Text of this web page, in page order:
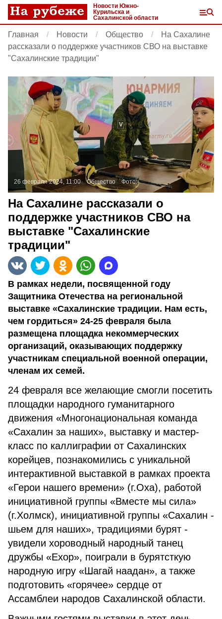
Новости Южно-
Курильска и
Сахалинской области
Главная Новости Общество
На Сахалине
рассказали о поддержке участников СВО на выставке
"Сахалинские традиции"
26 февраля 2024, 11:00 Общество Фото:
На Сахалине рассказали о
поддержке участников СВО на
выставке "Сахалинские
традиции"
В рамках недели, посвященной году
Защитника Отечества на региональной
выставке «Сахалинские традиции. Нам есть,
чем гордиться» 24-25 февраля была
размещена площадка некоммерческих
организаций, оказывающих поддержку
участникам специальной военной операции,
членам их семей.
24 февраля все желающие смогли посетить
площадки народного гуманитарного
движения «Многонациональная команда
«Сахалин за наших», выставку и мастер-
класс по каллиграфии от Сахалинских
корейцев, познакомились с уникальной
интерактивной выставкой в рамках проекта
«Герои нашего времени» (г.Оха), работой
инициативной группы «Вместе мы сила»
(г.Холмск), инициативной группы «Сахалин -
шьем для наших», традициями бурят -
увидели хороводный народный танец
дружбы «Ехор», поиграли в бурятсткую
народную игру «Шагай наадан», а также
подготовить «горячее» сердце от
Ассамблеи народов Сахалинской области.